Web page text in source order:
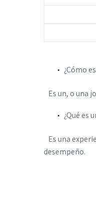
¿Cómo
Es un, o una
¿Qué es
Es una
desempeño.